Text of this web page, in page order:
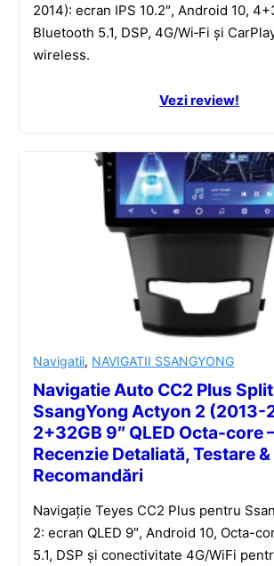
2014): ecran IPS 10.2″, Android 10,
Bluetooth 5.1, DSP, 4G/Wi‑Fi și
wireless.
Vezi review!
Navigatii, NAVIGATII SSANGYONG
Navigatie Auto CC2 Plus Split
SsangYong Actyon 2 (2013-
2+32GB 9″ QLED Octa-
Recenzie Detaliată, Testare &
Recomandări
Navigație Teyes CC2 Plus pentru
2: ecran QLED 9″, Android 10, Octa-
5.1, DSP și conectivitate 4G/WiFi